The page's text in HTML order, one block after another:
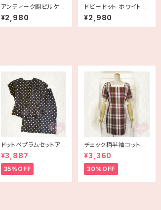
アンティーク調ピルケー
ス フランス製 小物入れ
ジュエリーボックス 【Li
moges／リモージュ】
¥2,980
ドビードット ホワイトコ
ットン レース付きお化
粧ケープ 付け襟 ビッグ
カラー 衿 メイクケープ
¥2,980
ドットペプラムセットアッ
プ 古着
¥3,887
35%OFF
チェック柄半袖コットン
ワンピース 古着
¥3,360
30%OFF